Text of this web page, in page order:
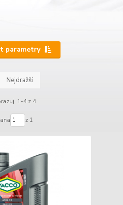
parametry
Nejdražší
1-4 z 4
z 1